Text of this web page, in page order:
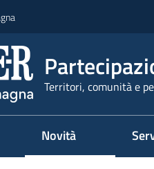
Territori, comunità e
Novità